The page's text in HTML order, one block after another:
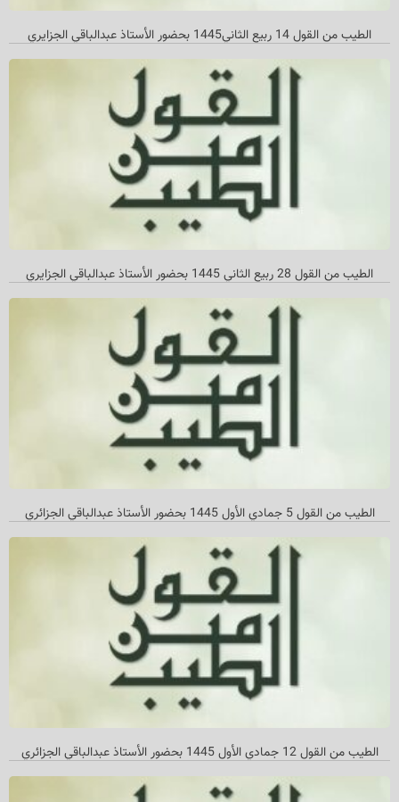
الطیب من القول 14 ربیع الثاني‌1445 بحضور الأستاذ عبدالباقي الجزایري
الطیب من القول 28 ربیع الثاني 1445 بحضور الأستاذ عبدالباقي الجزایري
الطيب من القول 5 جمادي الأول 1445 بحضور الأستاذ عبدالباقي الجزائري
الطیب من القول 12 جمادي الأول 1445 بحضور الأستاذ عبدالباقي الجزائري